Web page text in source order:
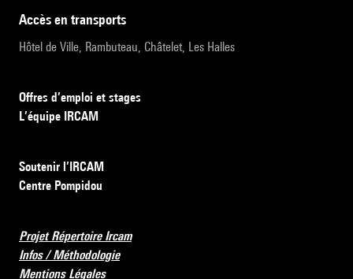
accès en transports
Hôtel de Ville, Rambuteau, Châtelet, Les Halles
Offres d’emploi et stages
L’équipe IRCAM
Soutenir l’IRCAM
Centre Pompidou
Projet Répertoire Ircam
Infos / Méthodologie
Mentions Légales